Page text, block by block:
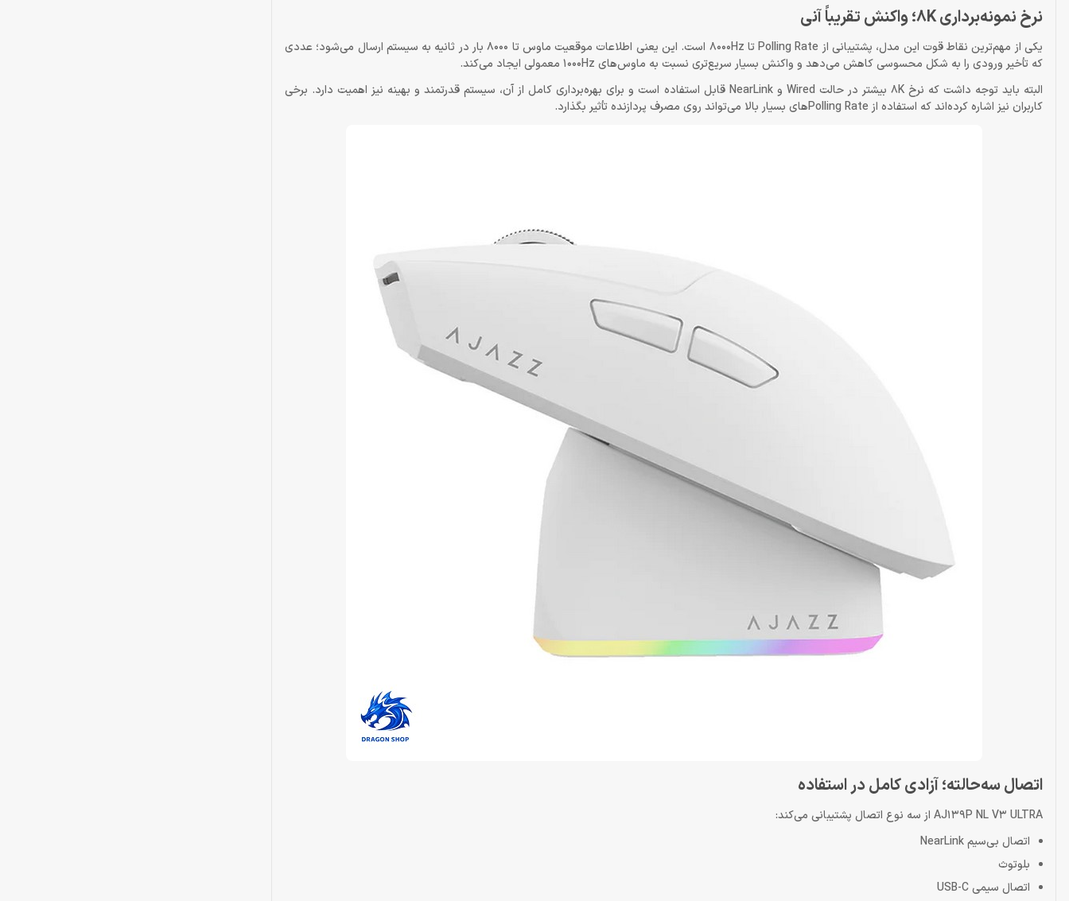
نرخ نمونه‌برداری 8K؛ واکنش تقریباً آنی
یکی از مهم‌ترین نقاط قوت این مدل، پشتیبانی از Polling Rate تا 8000Hz است. این یعنی اطلاعات موقعیت ماوس تا 8000 بار در ثانیه به سیستم ارسال می‌شود؛ عددی
که تأخیر ورودی را به شکل محسوسی کاهش می‌دهد و واکنش بسیار سریع‌تری نسبت به ماوس‌های 1000Hz معمولی ایجاد می‌کند.
البته باید توجه داشت که نرخ 8K بیشتر در حالت Wired و NearLink قابل استفاده است و برای بهره‌برداری کامل از آن، سیستم قدرتمند و بهینه نیز اهمیت دارد. برخی
کاربران نیز اشاره کرده‌اند که استفاده از Polling Rateهای بسیار بالا می‌تواند روی مصرف پردازنده تأثیر بگذارد.
اتصال سه‌حالته؛ آزادی کامل در استفاده
AJ139P NL V3 ULTRA از سه نوع اتصال پشتیبانی می‌کند:
اتصال بی‌سیم NearLink
بلوتوث
اتصال سیمی USB-C